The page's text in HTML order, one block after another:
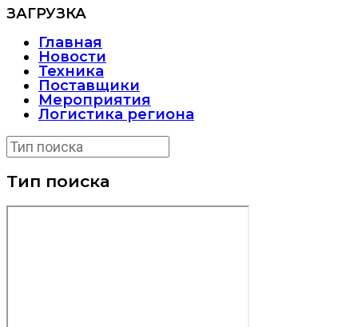
ЗАГРУЗКА
Главная
Новости
Техника
Поставщики
Мероприятия
Логистика региона
Тип поиска